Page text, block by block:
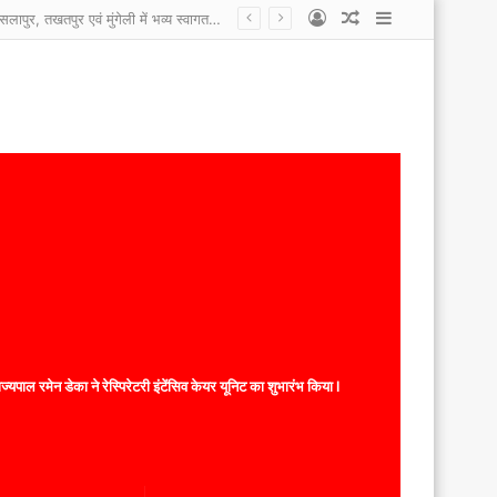
कोटा नगरपालिका के कर्मचारी हड़ताल पर, सांसद प्रतिनिधि, एल्डरमैन पर लगाए आरोप कहा काम नहीं करने देते, एल्डरमैन और सांसद प्रतिनिधि ने कहा कर्मचारी कई साल से यहां टिके है इसलिए काम करना नहीं चाहते । Sidebar
Random
Log
रमेन डेका ने रेस्पिरेटरी इंटेंसिव केयर यूनिट का शुभारंभ किया l